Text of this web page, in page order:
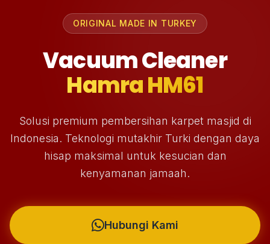
ORIGINAL MADE IN TURKEY
Vacuum Cleaner
Hamra HM61
Solusi premium pembersihan karpet masjid di
Indonesia. Teknologi mutakhir Turki dengan daya
hisap maksimal untuk kesucian dan
kenyamanan jamaah.
Hubungi Kami